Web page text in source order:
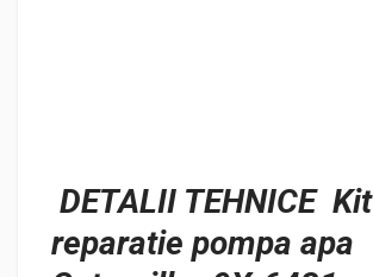
DETALII TEHNICE Kit
reparatie pompa apa